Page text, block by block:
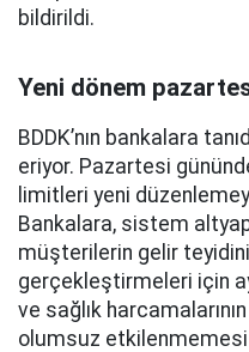
bildirildi.
Yeni dönem
BDDK’nın bankalara
eriyor. Pazartesi
limitleri yeni
Bankalara, sistem
müşterilerin gelir
gerçekleştirmeleri için
ve sağlık
olumsuz